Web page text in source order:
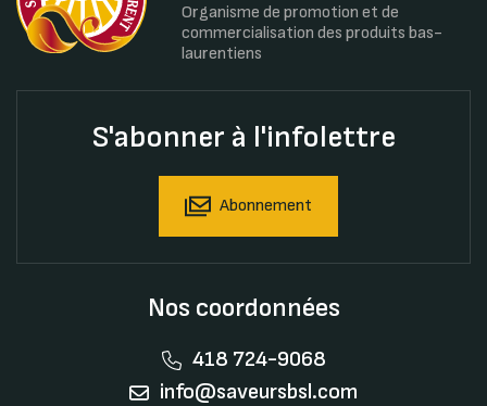
Organisme de promotion et de
commercialisation des produits bas-
laurentiens
S'abonner à l'infolettre
Abonnement
Nos coordonnées
418 724-9068
info@saveursbsl.com